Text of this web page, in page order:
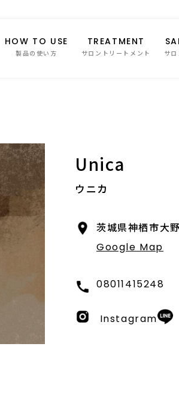
HOW TO USE
製品の使い方
TREATMENT
サロントリートメント サ
Unica
ウニカ
茨城県神栖市大
Google Map
08011415248
Instagram